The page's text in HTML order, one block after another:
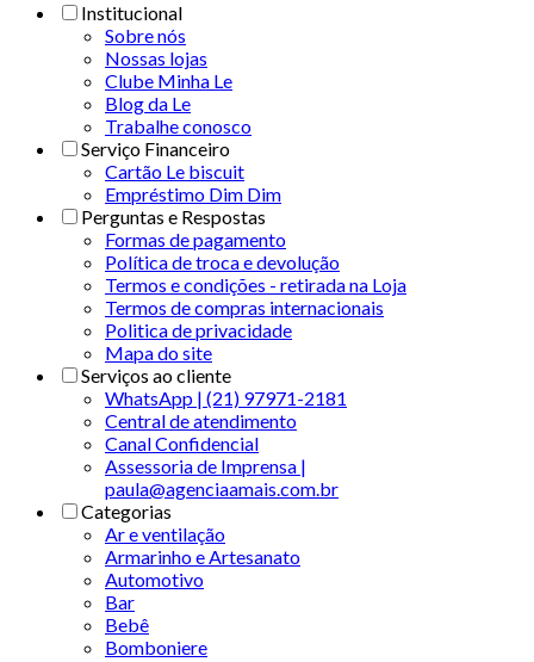
Institucional
Sobre nós
Nossas lojas
Clube Minha Le
Blog da Le
Trabalhe conosco
Serviço Financeiro
Cartão Le biscuit
Empréstimo Dim Dim
Perguntas e Respostas
Formas de pagamento
Política de troca e devolução
Termos e condições - retirada na Loja
Termos de compras internacionais
Politica de privacidade
Mapa do site
Serviços ao cliente
WhatsApp | (21) 97971-2181
Central de atendimento
Canal Confidencial
Assessoria de Imprensa |
paula@agenciaamais.com.br
Categorias
Ar e ventilação
Armarinho e Artesanato
Automotivo
Bar
Bebê
Bomboniere